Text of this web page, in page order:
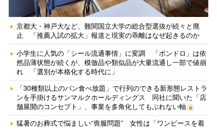
京都大・神戸大など、難関国立大学の総合型選抜が続々と廃
止 「推薦入試の拡大」報道と現実の乖離はなぜ起きるのか
小学生に人気の「シール流通事情」に変調 「ボンドロ」は依
然品薄状態が続くが、模倣品や類似品が大量流通し一部で値崩
れ 「選別が本格化する時代に」
「30種類以上のパン食べ放題」で行列のできる新形態レストラ
ンを手掛けるサンマルクホールディングス 同社に聞いた「店
舗展開のコンセプト」、事業を多角化してもぶれない軸
猛暑のお葬式で悩ましい“喪服問題” 女性は「ワンピースを着